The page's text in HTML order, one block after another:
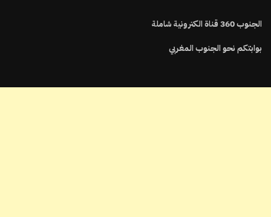
الجنوب360قناة الكترونية شاملة
بوابتكم نحو الجنوب المغربي